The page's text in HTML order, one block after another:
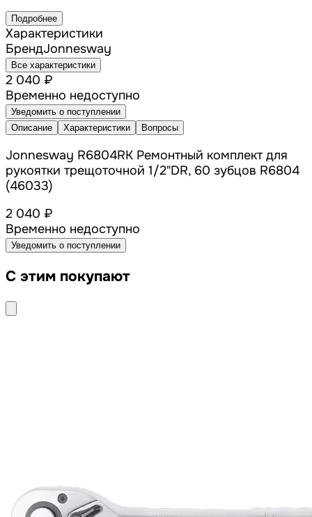
Подробнее
Характеристики
БрендJonnesway
Все характеристики
2 040 ₽
Временно недоступно
Уведомить о поступлении
Описание
Характеристики Вопросы
Jonnesway R6804RK Ремонтный комплект для
рукоятки трещоточной 1/2"DR, 60 зубцов R6804
(46033)
2 040 ₽
Временно недоступно
Уведомить о поступлении
С этим покупают